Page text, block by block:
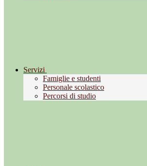
Servizi
Famiglie e studenti
Personale scolastico
Percorsi di studio